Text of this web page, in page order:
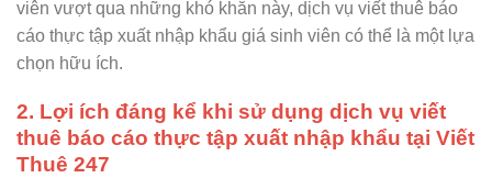
viên vượt qua những khó khăn này, dịch vụ viết thuê báo
cáo thực tập xuất nhập khẩu giá sinh viên có thể là một lựa
chọn hữu ích.
2. Lợi ích đáng kể khi sử dụng dịch vụ viết
thuê báo cáo thực tập xuất nhập khẩu tại Viết
Thuê 247